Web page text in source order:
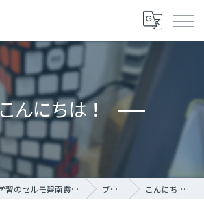
こんにちは！
碧南で塾なら個別学習のセルモ碧南霞浦教室 ブログ こんにちは！